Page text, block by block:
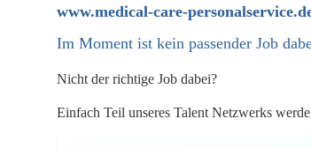
www.medical-care-
Im Moment ist kein passender Job
Nicht der richtige Job dabei?
Einfach Teil unseres Talent Netzwerks